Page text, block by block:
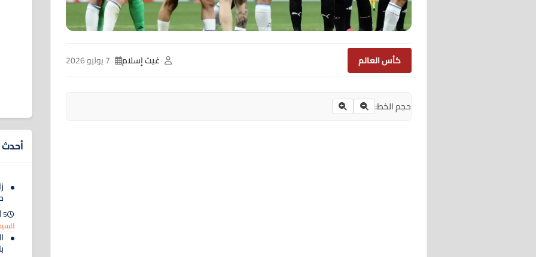
كأس العالم غيث إسلام
حجم الخط:
أحدث
5 أغسطس 2026